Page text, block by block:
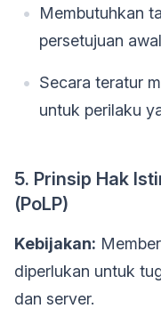
Membutuhkan
persetujuan
Secara teratur
untuk perilaku
5. Prinsip Hak
(PoLP)
Kebijakan:
diperlukan untuk
dan server.